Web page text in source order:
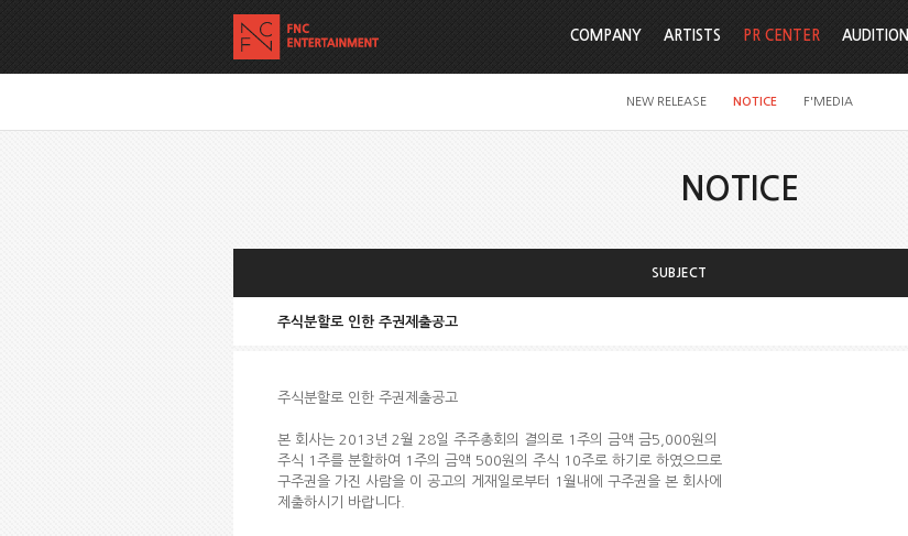
COMPANY ARTISTS PR CENTER
NEW RELEASE NOTICE F'MEDIA
AUDITION
NOTICE
SUBJECT
주식분할로 인한 주권제출공고
주식분할로 인한 주권제출공고
본 회사는 2013년 2월 28일 주주총회의 결의로 1주의 금액 금5,000원의
주식 1주를 분할하여 1주의 금액 500원의 주식 10주로 하기로 하였으므로
구주권을 가진 사람을 이 공고의 게재일로부터 1월내에 구주권을 본 회사에
제출하시기 바랍니다.